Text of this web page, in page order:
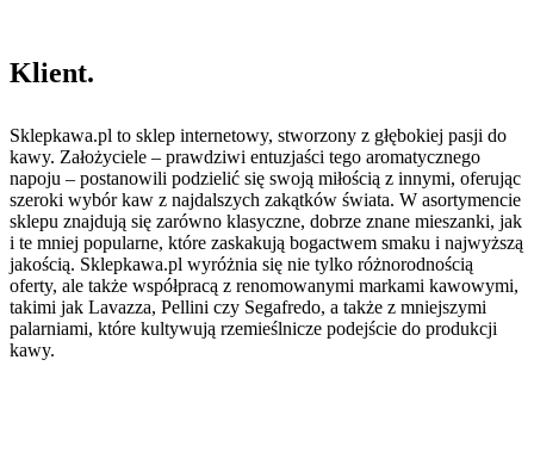
Klient.
Sklepkawa.pl to sklep internetowy, stworzony z głębokiej pasji do
kawy. Założyciele – prawdziwi entuzjaści tego aromatycznego
napoju – postanowili podzielić się swoją miłością z innymi, oferując
szeroki wybór kaw z najdalszych zakątków świata. W asortymencie
sklepu znajdują się zarówno klasyczne, dobrze znane mieszanki, jak
i te mniej popularne, które zaskakują bogactwem smaku i najwyższą
jakością. Sklepkawa.pl wyróżnia się nie tylko różnorodnością
oferty, ale także współpracą z renomowanymi markami kawowymi,
takimi jak Lavazza, Pellini czy Segafredo, a także z mniejszymi
palarniami, które kultywują rzemieślnicze podejście do produkcji
kawy.